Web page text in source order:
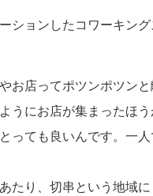
ションしたコワーキング
お店ってポツンポツン
うにお店が集まったほ
っても良いんです。一
たり、切串という地域